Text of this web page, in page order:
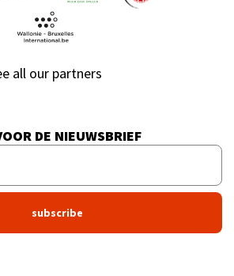
all our partners
DE NIEUWSBRIEF